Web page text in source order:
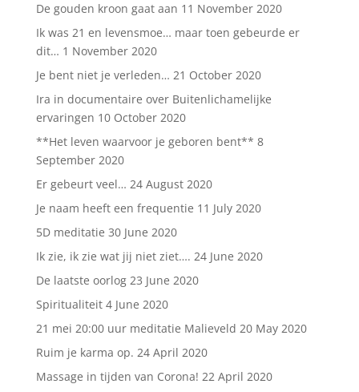
De gouden kroon gaat aan 11 November 2020
Ik was 21 en levensmoe… maar toen gebeurde er
dit… 1 November 2020
Je bent niet je verleden… 21 October 2020
Ira in documentaire over Buitenlichamelijke
ervaringen 10 October 2020
**Het leven waarvoor je geboren bent** 8
September 2020
Er gebeurt veel… 24 August 2020
Je naam heeft een frequentie 11 July 2020
5D meditatie 30 June 2020
Ik zie, ik zie wat jij niet ziet…. 24 June 2020
De laatste oorlog 23 June 2020
Spiritualiteit 4 June 2020
21 mei 20:00 uur meditatie Malieveld 20 May 2020
Ruim je karma op. 24 April 2020
Massage in tijden van Corona! 22 April 2020